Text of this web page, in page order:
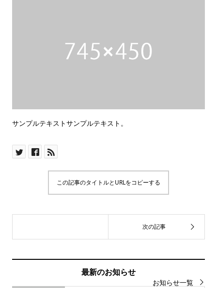
サンプルテキストサンプルテキスト。
この記事のタイトルとURLをコピーする
最新のお知らせ
お知らせ一覧